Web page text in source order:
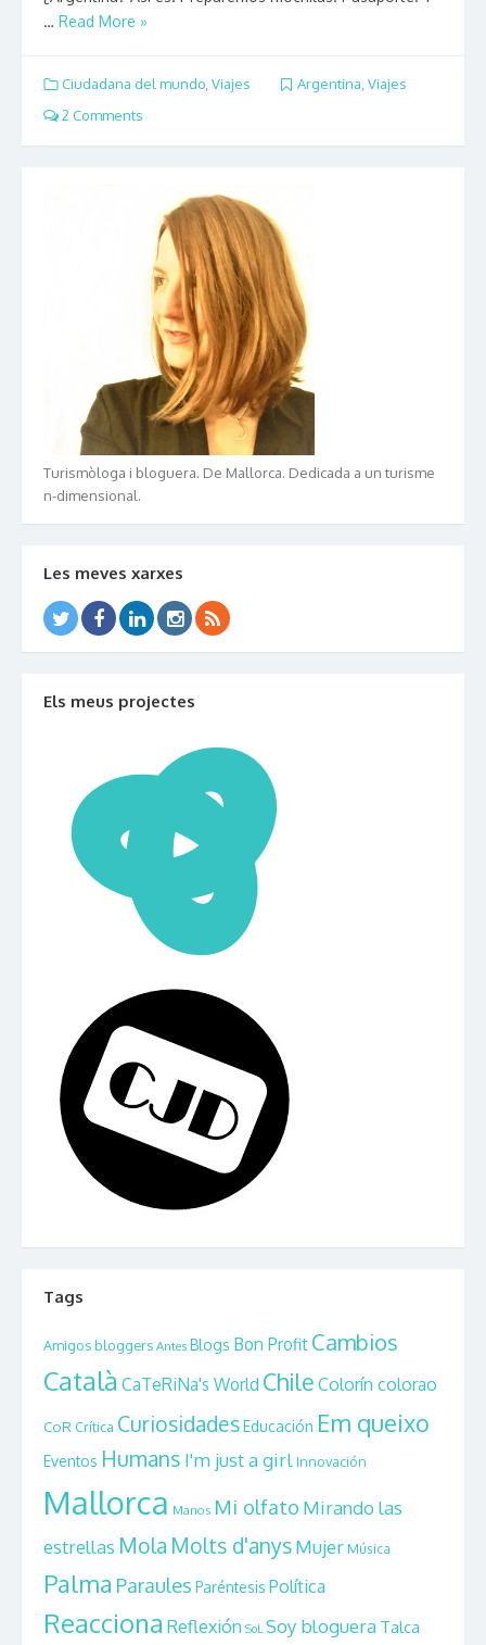
… Read More »
Ciudadana del mundo, Viajes Argentina, Viajes
2 Comments
Turismòloga i bloguera. De Mallorca. Dedicada a un turisme
n-dimensional.
Les meves xarxes
Els meus projectes
Tags
Amigos bloggers Antes Blogs Bon Profit Cambios
Català CaTeRiNa's World Chile Colorín colorao
CoR Crítica CuriosidadesEducación Em queixo
Eventos Humans I'm just a girl Innovación
Mallorca Manos Mi olfato Mirando las
estrellas Mola Molts d'anysMujer Música
Palma Paraules Paréntesis Política
Reacciona Reflexión SoL Soy bloguera Talca